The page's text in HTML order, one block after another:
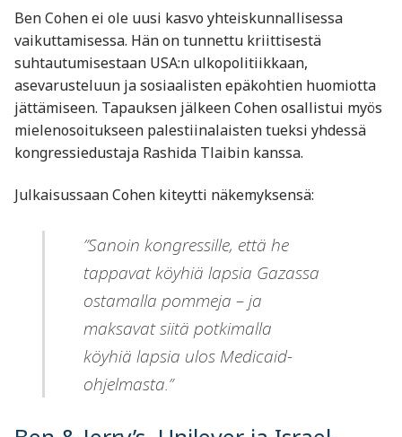
Ben Cohen ei ole uusi kasvo yhteiskunnallisessa
vaikuttamisessa. Hän on tunnettu kriittisestä
suhtautumisestaan USA:n ulkopolitiikkaan,
asevarusteluun ja sosiaalisten epäkohtien huomiotta
jättämiseen. Tapauksen jälkeen Cohen osallistui myös
mielenosoitukseen palestiinalaisten tueksi yhdessä
kongressiedustaja Rashida Tlaibin kanssa.
Julkaisussaan Cohen kiteytti näkemyksensä:
”Sanoin kongressille, että he
tappavat köyhiä lapsia Gazassa
ostamalla pommeja – ja
maksavat siitä potkimalla
köyhiä lapsia ulos Medicaid-
ohjelmasta.”